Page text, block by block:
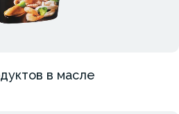
в масле